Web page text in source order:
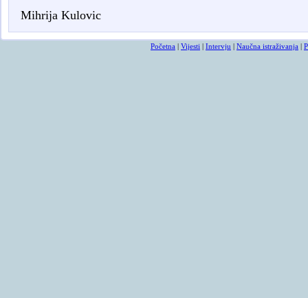
Mihrija Kulovic
Početna Vijesti Intervju Naučna istraživanja